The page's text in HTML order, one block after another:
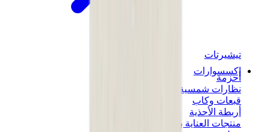
تيشيرتات
إكسسوارات
أحزمة
نظارات شمسية
قبعات وكاب
أربطة الأحذية
منتجات العناية بالسنيكرز